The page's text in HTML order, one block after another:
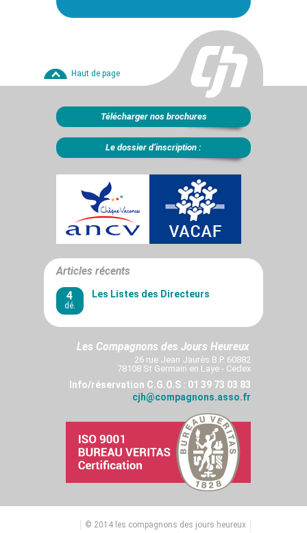
Haut de page
Télécharger nos brochures
Le dossier d’inscription :
Articles récents
4
dé.
Les Listes des Directeurs
Les Compagnons des Jours Heureux
26 rue Jean Jaurès B.P. 60882
78108 St Germain en Laye - Cedex
Info/réservation C.G.O.S : 01 39 73 03 83
cjh@compagnons.asso.fr
© 2014 les compagnons des jours heureux